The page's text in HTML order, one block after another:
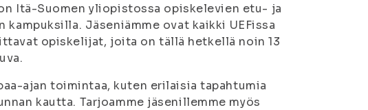
Itä-Suomen yliopistossa opiskelevien etu- ja
Jäseniämme ovat kaikki UEFissa
opiskelijat, joita on tällä hetkellä noin 13
ajan toimintaa, kuten erilaisia tapahtumia
kautta. Tarjoamme jäsenillemme myös